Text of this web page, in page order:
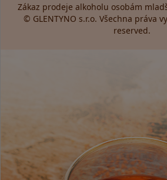
Zákaz prodeje alkoholu osobám
© GLENTYNO s.r.o. Všechna práva
reserved.